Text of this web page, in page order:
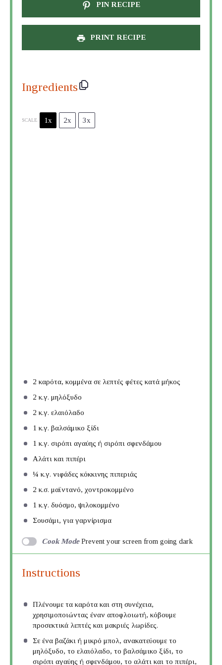
PIN RECIPE
PRINT RECIPE
Ingredients
SCALE 1x 2x 3x
2 καρότα, κομμένα σε λεπτές φέτες κατά μήκος
2 κ.γ. μηλόξυδο
2 κ.γ. ελαιόλαδο
1 κ.γ. βαλσάμικο ξίδι
1 κ.γ. σιρόπι αγαύης ή σιρόπι σφενδάμου
Αλάτι και πιπέρι
¼ κ.γ. νιφάδες κόκκινης πιπεριάς
2 κ.σ. μαϊντανό, χοντροκομμένο
1 κ.γ. δυόσμο, ψιλοκομμένο
Σουσάμι, για γαρνίρισμα
Cook Mode Prevent your screen from going dark
Instructions
Πλένουμε τα καρότα και στη συνέχεια,
χρησιμοποιώντας έναν αποφλοιωτή, κόβουμε
προσεκτικά λεπτές και μακριές λωρίδες.
Σε ένα βαζάκι ή μικρό μπολ, ανακατεύουμε το
μηλόξυδο, το ελαιόλαδο, το βαλσάμικο ξίδι, το
σιρόπι αγαύης ή σφενδάμου, το αλάτι και το πιπέρι,